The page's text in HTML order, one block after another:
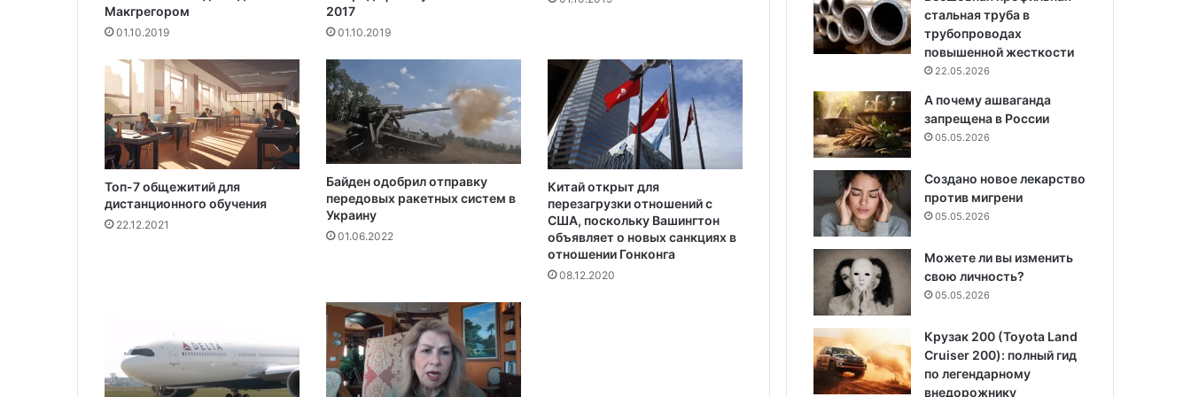
кредита на $880 млн от Совета
директоров МВФ
?
и
е
,
п
р
е
с
т
в
а
и
Макгрегором‍
01.10.2019
2017
01.10.2019
Топ-7 общежитий для
дистанционного обучения
22.12.2021
Байден одобрил отправку
передовых ракетных систем в
Украину
01.06.2022
Китай открыт для
перезагрузки отношений с
США, поскольку Вашингтон
объявляет о новых санкциях в
отношении Гонконга
08.12.2020
стальная труба в
трубопроводах
повышенной жесткости
22.05.2026
А почему ашваганда
запрещена в России
05.05.2026
Создано новое лекарство
против мигрени
05.05.2026
Можете ли вы изменить
свою личность?
05.05.2026
Крузак 200 (Toyota Land
Cruiser 200): полный гид
по легендарному
внедорожнику